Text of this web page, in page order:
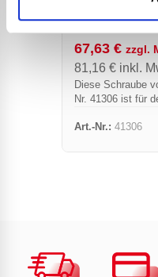
67,63 € zzgl.
81,16 € inkl.
Diese Schraube
Nr. 41306 ist für
Art.-Nr.: 41306